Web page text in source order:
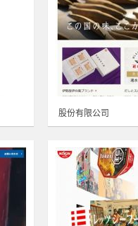
股份有限公司